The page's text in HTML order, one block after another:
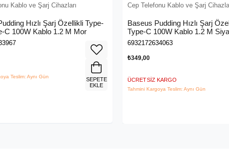
Kablo ve Şarj Cihazları
Hızlı Şarj Özellikli Type-
C 100W Kablo 1.2 M Mor
Teslim: Aynı Gün
SEPETE
EKLE
Cep Telefonu Kablo ve Şarj
Baseus Pudding Hızlı Şarj
Type-C 100W Kablo 1.2 M
6932172634063
₺349,00
ÜCRETSIZ KARGO
Tahmini Kargoya Teslim: Aynı Gün